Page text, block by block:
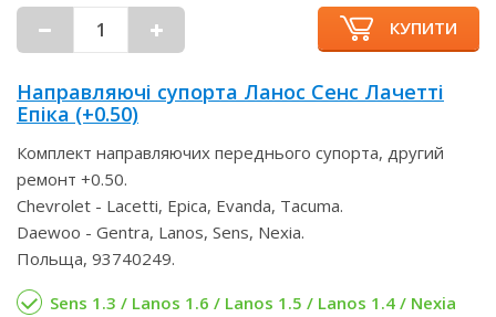
КУПИТИ
Направляючі супорта Ланос Сенс Лачетті
Епіка (+0.50)
Комплект направляючих переднього супорта, другий
ремонт +0.50.
Chevrolet - Lacetti, Epica, Evanda, Tacuma.
Daewoo - Gentra, Lanos, Sens, Nexia.
Польща, 93740249.
Sens 1.3 / Lanos 1.6 / Lanos 1.5 / Lanos 1.4 / Nexia